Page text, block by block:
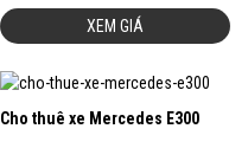
XEM GIÁ
Cho thuê xe Mercedes E300